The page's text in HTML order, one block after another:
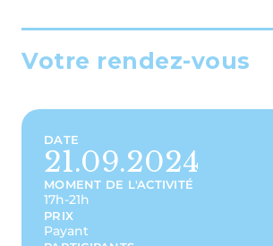
Votre rendez-vous
DATE
21.09.2024
MOMENT DE L'ACTIVITÉ
17h-21h
PRIX
Payant